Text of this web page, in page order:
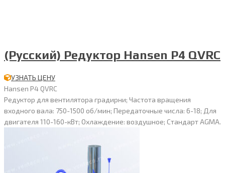
(Русский) Редуктор Hansen P4 QVRC
УЗНАТЬ ЦЕНУ
Hansen P4 QVRC
Редуктор для вентилятора градирни; Частота вращения
входного вала: 750-1500 об/мин; Передаточные числа: 6-18; Для
двигателя 110-160-кВт; Охлаждение: воздушное; Стандарт AGMA.